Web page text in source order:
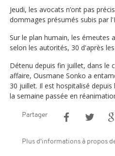
Jeudi, les avocats n’ont pas
dommages présumés subis par
Sur le plan humain, les émeutes
selon les autorités, 30 d'après
Détenu depuis fin juillet, dans le
affaire, Ousmane Sonko a
30 juillet. Il est hospitalisé
la semaine passée en
Partager
Plus d'informations à propos